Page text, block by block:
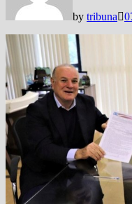
by tribuna